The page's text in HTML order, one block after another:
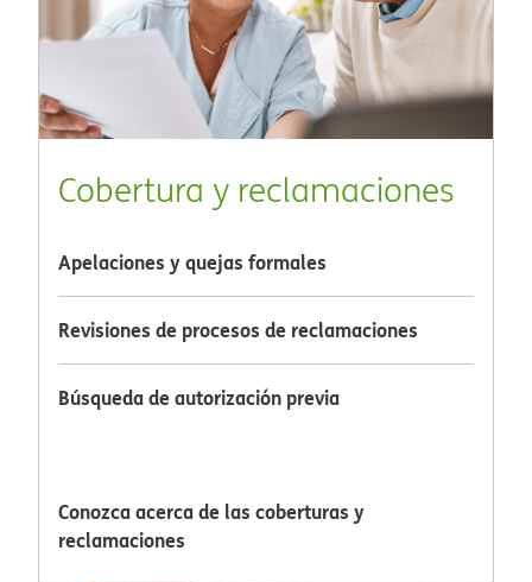
Cobertura y reclamaciones​​
Apelaciones y quejas formales​​
Revisiones de procesos de reclamaciones​​
Búsqueda de autorización previa​​
Conozca acerca de las coberturas y
reclamaciones​​